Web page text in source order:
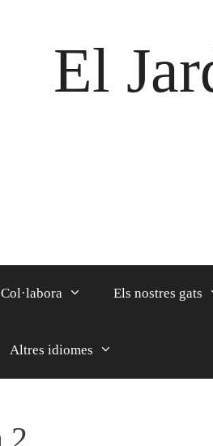
El
Col·labora Els nostres gats
Altres idiomes
2